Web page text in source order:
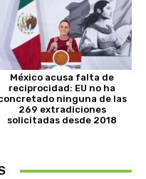
México acusa falta de
reciprocidad: EU no ha
ninguna de las
269 extradiciones
solicitadas desde 2018